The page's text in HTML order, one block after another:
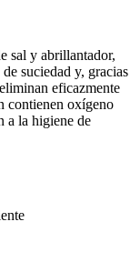
sal y abrillantador,
suciedad y, gracias
eficazmente
contienen oxígeno
a la higiene de